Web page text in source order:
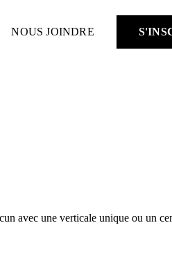
NOUS JOINDRE
avec une verticale unique ou un